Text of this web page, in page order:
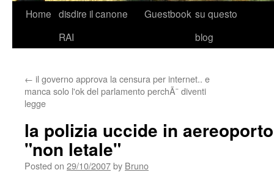
Skip
Home disdire il canone
RAI
Guestbook su questo
blog
← il governo approva la censura per internet.. e
manca solo l'ok del parlamento perchÃ¨ diventi
legge
la polizia uccide in
"non letale"
Posted on 29/10/2007by Bruno